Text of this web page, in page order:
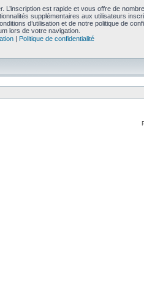
est rapide et vous offre de
supplémentaires aux utilisateurs
d’utilisation et de notre politique de
lors de votre navigation.
| Politique de confidentialité